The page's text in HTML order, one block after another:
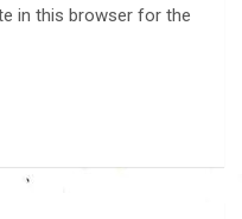
in this browser for the